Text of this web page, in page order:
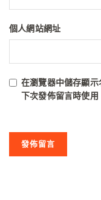
個人網站網址
在瀏覽器中儲存顯示
下次發佈留言時使用